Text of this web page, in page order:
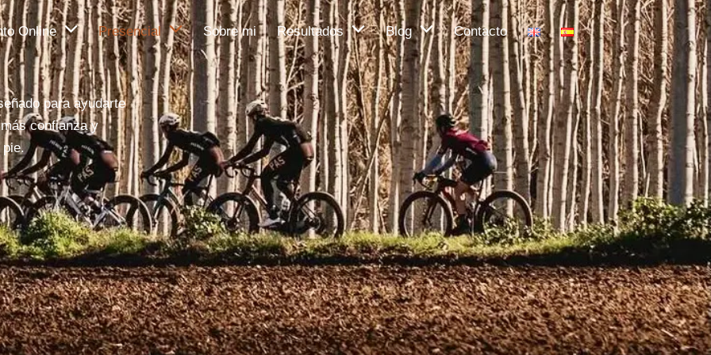
Online Presencial Sobre mi Resultados Blog Contacto
para ayudarte
confianza y